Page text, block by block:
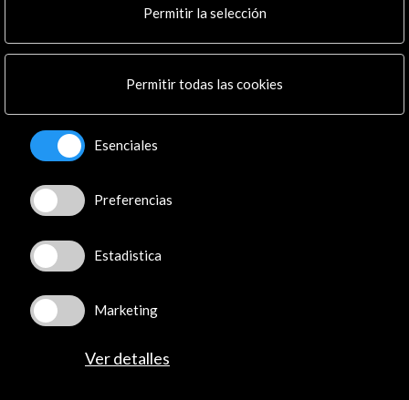
Boletín digital
Conecta
X (Twitter)
Instagram
LinkedIn
Youtube
Spotify
Flickr
TikTok
Permitir la selección
Permitir todas las cookies
Esenciales
Preferencias
Estadistica
Marketing
Ver detalles